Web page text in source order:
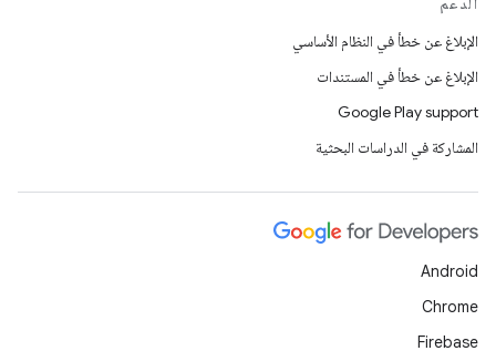
الإبلاغ عن خطأ في النظام الأساسي
الإبلاغ عن خطأ في المستندات
Google Play support
المشاركة في الدراسات البحثية
Android
Chrome
Firebase